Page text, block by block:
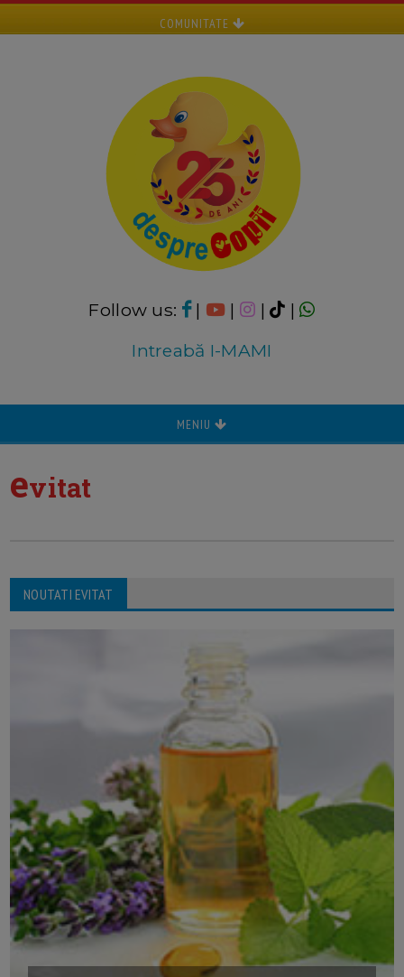
COMUNITATE
Follow us: | | |
|
Intreabă I-MAMI
MENIU
evitat
NOUTATI EVITAT